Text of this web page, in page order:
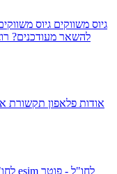
גיוס משווקים גיוס
להשאר מעודכנים?
אודות פלאפון תקשורת
esim לחו"ל - פוטר